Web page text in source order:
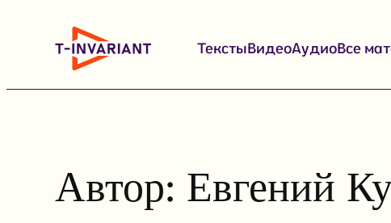
содержимому
ТекстыВидеоАудиоВсе
Автор: Евгений